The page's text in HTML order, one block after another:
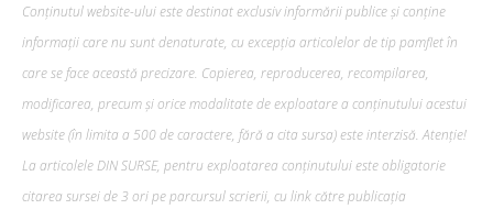
Conținutul website-ului este destinat exclusiv informării publice și conține
informații care nu sunt denaturate, cu excepția articolelor de tip pamflet în
care se face această precizare. Copierea, reproducerea, recompilarea,
modificarea, precum şi orice modalitate de exploatare a conținutului acestui
website (în limita a 500 de caractere, fără a cita sursa) este interzisă. Atenție!
La articolele DIN SURSE, pentru exploatarea conținutului este obligatorie
citarea sursei de 3 ori pe parcursul scrierii, cu link către publicația